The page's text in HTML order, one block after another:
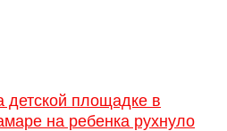
детской площадке в
на ребенка рухнуло